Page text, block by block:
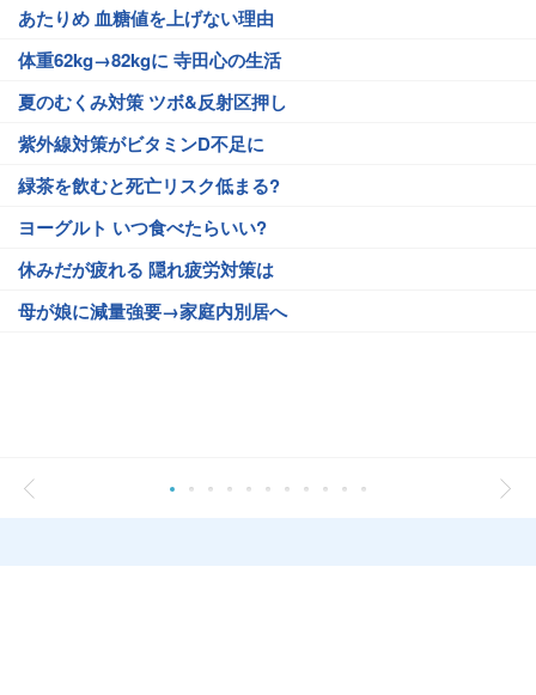
あたりめ 血糖値を上げない理由
体重62kg→82kgに 寺田心の生活
夏のむくみ対策 ツボ&反射区押し
紫外線対策がビタミンD不足に
緑茶を飲むと死亡リスク低まる?
ヨーグルト いつ食べたらいい?
休みだが疲れる 隠れ疲労対策は
母が娘に減量強要→家庭内別居へ